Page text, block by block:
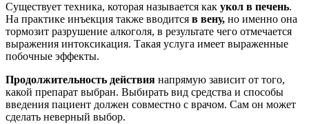
Существует техника, которая называется как укол в печень.
На практике инъекция также вводится в вену, но именно она
тормозит разрушение алкоголя, в результате чего отмечается
выражения интоксикация. Такая услуга имеет выраженные
побочные эффекты.
Продолжительность действия напрямую зависит от того,
какой препарат выбран. Выбирать вид средства и способы
введения пациент должен совместно с врачом. Сам он может
сделать неверный выбор.